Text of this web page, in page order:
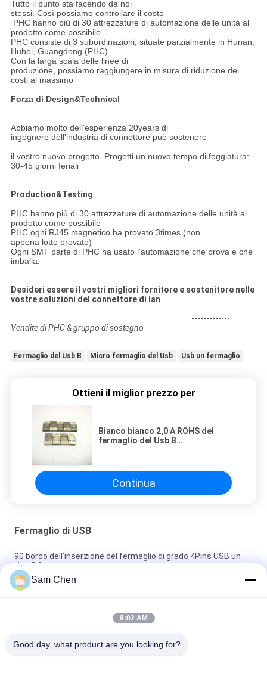
Tutto il punto sta facendo da noi
stessi. Così possiamo controllare il costo
PHC hanno più di 30 attrezzature di automazione delle unità al
prodotto come possibile
PHC consiste di 3 subordinazioni, situate parzialmente in Hunan,
Hubei, Guangdong (PHC)
Con la larga scala delle linee di
produzione, possiamo raggiungere in misura di riduzione dei
costi al massimo
Forza di Design&Technical
Abbiamo molto dell'esperienza 20years di
ingegnere dell'industria di connettore può sostenere
il vostro nuovo progetto. Progetti un nuovo tempo di foggiatura:
30-45 giorni feriali
Production&Testing
PHC hanno più di 30 attrezzature di automazione delle unità al
prodotto come possibile
PHC ogni RJ45 magnetico ha provato 3times (non
appena lotto provato)
Ogni SMT parte di PHC ha usato l'automazione che prova e che
imballa.
Desideri essere il vostri migliori fornitore e sostenitore nelle
vostre soluzioni del connettore di lan
-------------
Vendite di PHC & gruppo di sostegno
Fermaglio del Usb B Micro fermaglio del Usb Usb un fermaglio
Ottieni il miglior prezzo per
Bianco bianco 2,0 A ROHS del
fermaglio del Usb B
Continua
Fermaglio di USB
90 bordo dell'inserzione del fermaglio di grado 4Pins USB un
tipo 2,0
USB l'A/M fermaglio d'affondamento di Tyle USB del bordo da
90 gradi
Incavo di tipo C del fermaglio di USB del nuovo prodotto per le
Sam Chen
8:02 AM
Good day, what product are you looking for?